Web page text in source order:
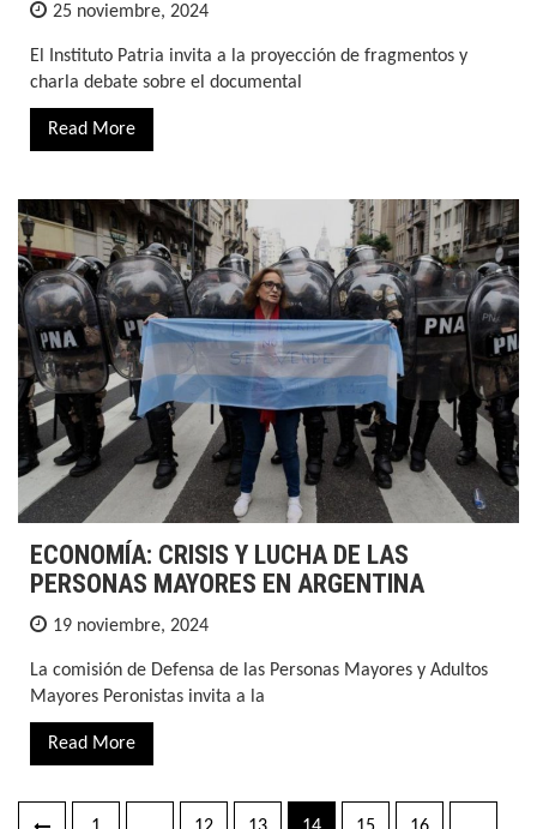
25 noviembre, 2024
El Instituto Patria invita a la proyección de fragmentos y
charla debate sobre el documental
Read More
ECONOMÍA: CRISIS Y LUCHA DE LAS
PERSONAS MAYORES EN ARGENTINA
19 noviembre, 2024
La comisión de Defensa de las Personas Mayores y Adultos
Mayores Peronistas invita a la
Read More